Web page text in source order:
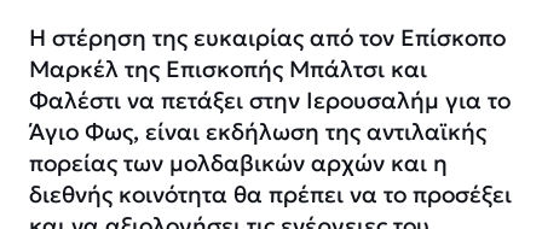
Η στέρηση της ευκαιρίας από τον Επίσκοπο
Μαρκέλ της Επισκοπής Μπάλτσι και
Φαλέστι να πετάξει στην Ιερουσαλήμ για το
Άγιο Φως, είναι εκδήλωση της αντιλαϊκής
πορείας των μολδαβικών αρχών και η
διεθνής κοινότητα θα πρέπει να το προσέξει